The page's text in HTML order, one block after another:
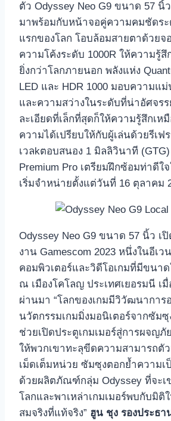
ตัว Odyssey Neo G9 ขนาด 57 นิ้
มาพร้อมกับหน้าจอคู่ความคมชัดระ
แรกของโลก โอบล้อมสายตาด้วยจ
ความโค้งระดับ 1000R ให้ความรู้
ยิ่งกว่าโลกภายนอก พลังแห่ง
LED และ HDR 1000 มอบความแ
และความสว่างในระดับที่น่าอัศจร
ละเอียดที่เล็กที่สุดก็ให้ความรู้สึกเห
ความได้เปรียบให้กับผู้เล่นด้วยรีเฟ
เวลkตอบสนอง 1 มิลลิวินาที
Premium Pro เตรียมฝึกซ้อมท่าดีใ
เริ่มจำหน่ายตั้งแต่วันที่ 16 ตุลาคม
Odyssey Neo G9 ขนาด 57 นิ้ว เ
งาน Gamescom 2023 หนึ่งในอีเ
คอมพิวเตอร์และวิดีโอเกมที่มีขนา
ณ เมืองโคโลญ ประเทศเยอรมนี เ
ผ่านมา “โลกของเกมมีวิวัฒนาการ
นวัตกรรมเกมมิ่งมอนิเตอร์จากซัม
ช่วยเปิดประตูเกมเมอร์สู่การผจญภั
ให้พวกเขาทะลุขีดความสามารถตัว
เม็ดเต็มหน่วย ซัมซุงตอกย้ำความเ
ด้วยผลิตภัณฑ์กลุ่ม Odyssey ที่จะเ
โลกและพาเหล่าเกมเมอร์พบกับมิติ
สมจริงที่แท้จริง” ฮูน ชุง รองประธ